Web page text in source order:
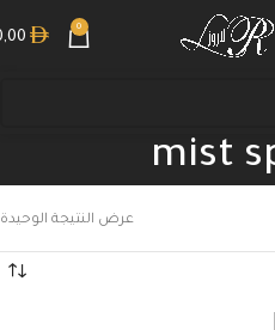
0
mist
عرض النتيجة الوحيدة